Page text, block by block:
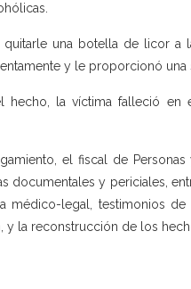
quitarle una botella de licor a
y le proporcionó una
hecho, la víctima falleció en
el fiscal de
documentales y periciales,
médico-legal, testimonios
y la reconstrucción de los